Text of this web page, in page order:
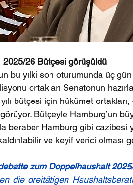
2025/26 Bütçesi görüşüldü
bu yılki son oturumunda üç gün
ortakları Senatonun
bütçesi için hükümet
Bütçeyle Hamburg’un
beraber Hamburg gibi cazibesi
ve keyif verici olması
zum Doppelhaushalt
die dreitätigen